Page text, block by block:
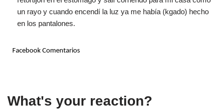
un rayo y cuando encendí la luz ya me había (kgado) hecho
en los pantalones.
Facebook Comentarios
What's your reaction?